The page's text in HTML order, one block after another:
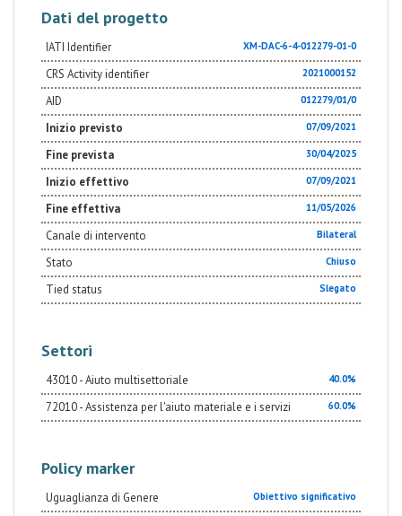
Dati del progetto
IATI Identifier XM-DAC-6-4-012279-01-0
CRS Activity identifier 2021000152
AID 012279/01/0
Inizio previsto 07/09/2021
Fine prevista 30/04/2025
Inizio effettivo 07/09/2021
Fine effettiva 11/05/2026
Canale di intervento Bilateral
Stato Chiuso
Tied status Slegato
Settori
43010 - Aiuto multisettoriale 40.0%
72010 - Assistenza per l'aiuto materiale e i servizi 60.0%
Policy marker
Uguaglianza di Genere Obiettivo significativo